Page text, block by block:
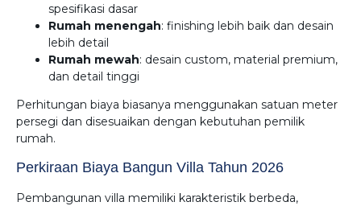
spesifikasi dasar
Rumah menengah: finishing lebih baik dan desain
lebih detail
Rumah mewah: desain custom, material premium,
dan detail tinggi
Perhitungan biaya biasanya menggunakan satuan meter
persegi dan disesuaikan dengan kebutuhan pemilik
rumah.
Perkiraan Biaya Bangun Villa Tahun 2026
Pembangunan villa memiliki karakteristik berbeda,